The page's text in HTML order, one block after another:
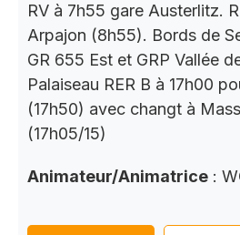
RV à 7h55 gare Austerlitz.
Arpajon (8h55). Bords de
GR 655 Est et GRP Vallée
Palaiseau RER B à 17h00
(17h50) avec changt à
(17h05/15)
Animateur/Animatrice :